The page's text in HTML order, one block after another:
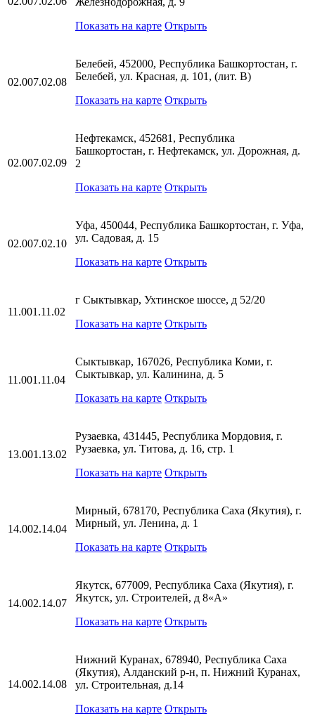
Показать на карте Открыть
02.007.02.08
Белебей, 452000, Республика Башкортостан, г.
Белебей, ул. Красная, д. 101, (лит. В)
Показать на карте Открыть
02.007.02.09
Нефтекамск, 452681, Республика
Башкортостан, г. Нефтекамск, ул. Дорожная, д.
2
Показать на карте Открыть
02.007.02.10
Уфа, 450044, Республика Башкортостан, г. Уфа,
ул. Садовая, д. 15
Показать на карте Открыть
11.001.11.02
г Сыктывкар, Ухтинское шоссе, д 52/20
Показать на карте Открыть
11.001.11.04
Сыктывкар, 167026, Республика Коми, г.
Сыктывкар, ул. Калинина, д. 5
Показать на карте Открыть
13.001.13.02
Рузаевка, 431445, Республика Мордовия, г.
Рузаевка, ул. Титова, д. 16, стр. 1
Показать на карте Открыть
14.002.14.04
Мирный, 678170, Республика Саха (Якутия), г.
Мирный, ул. Ленина, д. 1
Показать на карте Открыть
14.002.14.07
Якутск, 677009, Республика Саха (Якутия), г.
Якутск, ул. Строителей, д 8«А»
Показать на карте Открыть
14.002.14.08
Нижний Куранах, 678940, Республика Саха
(Якутия), Алданский р-н, п. Нижний Куранах,
ул. Строительная, д.14
Показать на карте Открыть